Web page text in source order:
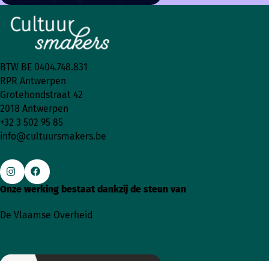
BTW BE 0404.748.831
RPR Antwerpen
Grotehondstraat 42
2018 Antwerpen
+32 3 502 95 85
info@cultuursmakers.be
Ga
Instagram
Ga
Facebook
Onze werking bestaat dankzij de steun van
De Vlaamse Overheid